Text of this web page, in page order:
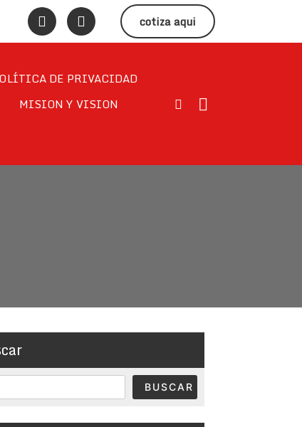
cotiza aqui
DE PRIVACIDAD
MISION Y VISION
BUSCAR